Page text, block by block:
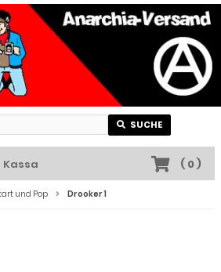
SUCHE
Kassa ( 0)
und Pop Drooker 1